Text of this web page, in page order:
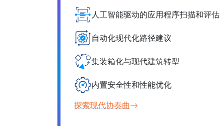
人工智能驱动的应用程序扫描和评估
自动化现代化路径建议
集装箱化与现代建筑转型
内置安全性和性能优化
探索现代协奏曲